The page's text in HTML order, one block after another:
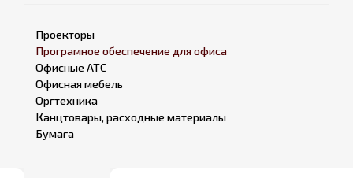
Проекторы
Програмное обеспечение для офиса
Офисные АТС
Офисная мебель
Оргтехника
Канцтовары, расходные материалы
Бумага